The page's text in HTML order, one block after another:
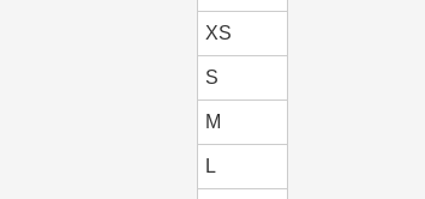
XS
S
M
L